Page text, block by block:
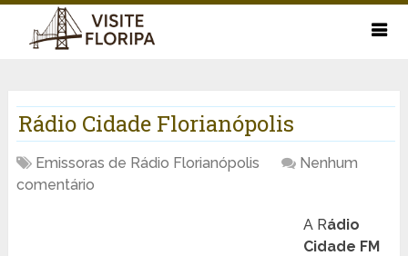
Rádio Cidade Florianópolis
Emissoras de Rádio Florianópolis
Nenhum
comentário
A Rádio
Cidade FM